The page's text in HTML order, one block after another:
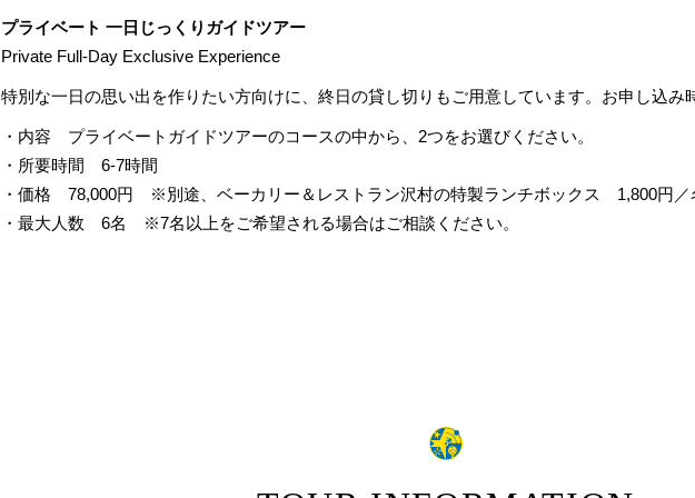
プライベート 一日じっくりガイドツアー
Private Full-Day Exclusive Experience
特別な一日の思い出を作りたい方向けに、終日の貸し切りもご用意しています。お申し込み
・内容 プライベートガイドツアーのコースの中から、2つをお選びください。
・所要時間 6-7時間
・価格 78,000円 ※別途、ベーカリー＆レストラン沢村の特製ランチボックス 1,800円／
・最大人数 6名 ※7名以上をご希望される場合はご相談ください。